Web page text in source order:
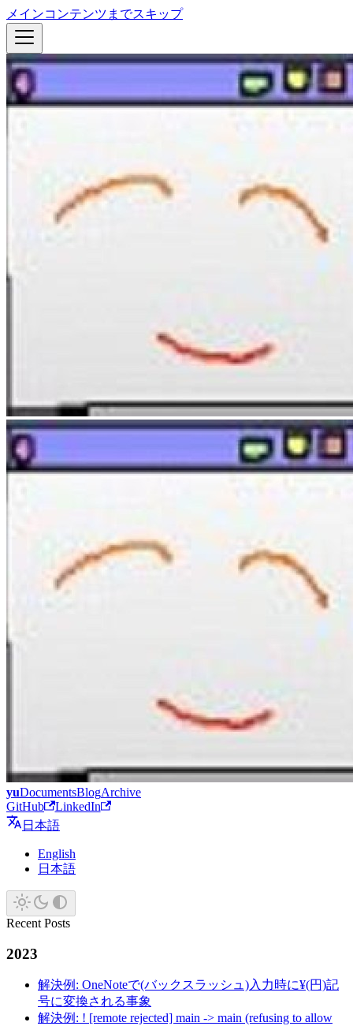
メインコンテンツまでスキップ
yuDocumentsBlogArchive
GitHub
LinkedIn
日本語
English
日本語
Recent Posts
2023
解決例: OneNoteで(バックスラッシュ)入力時に¥(円)記
号に変換される事象
解決例: ! [remote rejected] main -> main (refusing to allow